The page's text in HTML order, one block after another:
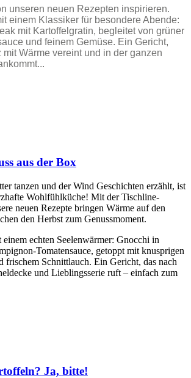
unseren neuen Rezepten inspirieren.
einem Klassiker für besondere Abende:
mit Kartoffelgratin, begleitet von grüner
und feinem Gemüse. Ein Gericht,
mit Wärme vereint und in der ganzen
aus der Box
tanzen und der Wind Geschichten erzählt, ist
Wohlfühlküche! Mit der Tischline-
neuen Rezepte bringen Wärme auf den
den Herbst zum Genussmoment.
einem echten Seelenwärmer: Gnocchi in
Tomatensauce, getoppt mit knusprigen
frischem Schnittlauch. Ein Gericht, das nach
und Lieblingsserie ruft – einfach zum
Ja, bitte!